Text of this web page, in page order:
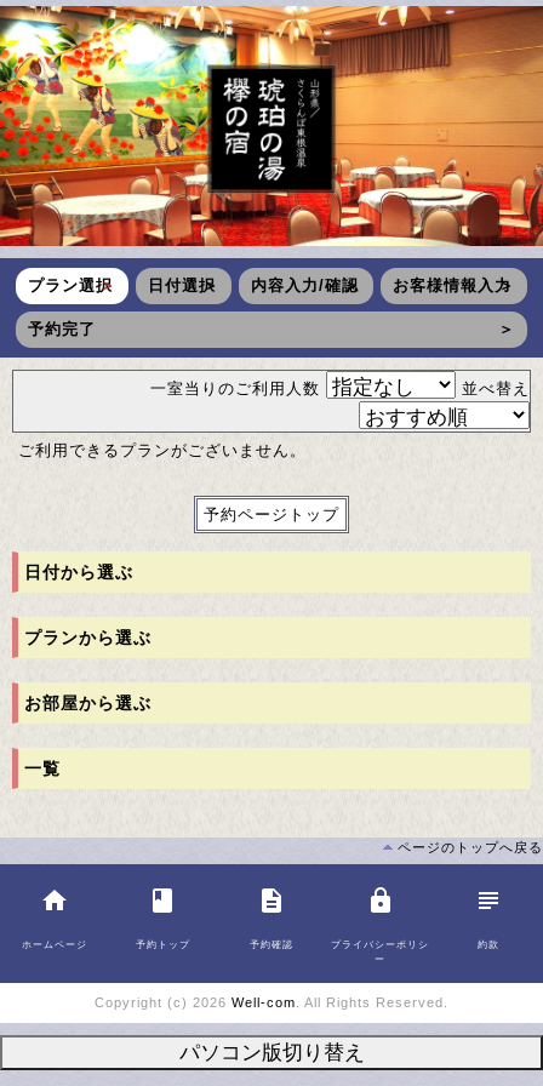
プラン選択 日付選択 内容入力/確認 お客様情報入力
予約完了
一室当りのご利用人数 並べ替え
ご利用できるプランがございません。
予約ページトップ
日付から選ぶ
プランから選ぶ
お部屋から選ぶ
一覧
ページのトップへ戻る
home
ホームページ
class
予約トップ
description
予約確認
lock
プライバシーポリシ
ー
subject
約款
Copyright (c) 2026 Well-com . All Rights Reserved.